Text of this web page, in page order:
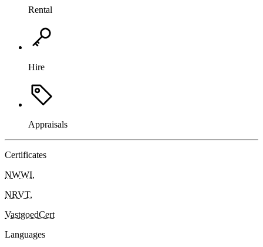
Rental
Hire
Appraisals
Certificates
NWWI,
NRVT,
VastgoedCert
Languages